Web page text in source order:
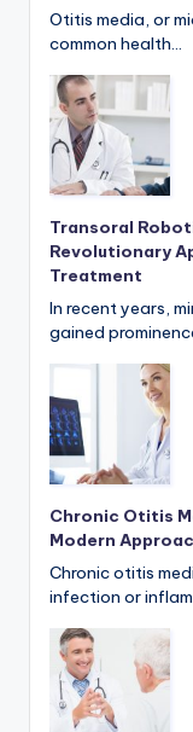
Otitis media, or
common health…
Transoral
Revolutionary
Treatment
In recent years,
gained
Chronic Otitis
Modern
Chronic otitis
infection or